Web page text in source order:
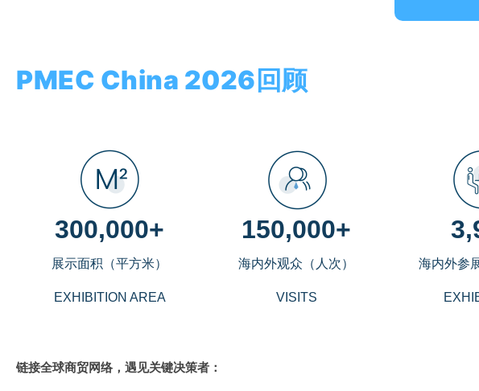
PMEC China 2026回顾
300,000+
展示面积（平方米）
EXHIBITION AREA
150,000+
海内外观众（人次）
VISITS
海内外参
链接全球商贸网络， 遇见关键决策者 ：